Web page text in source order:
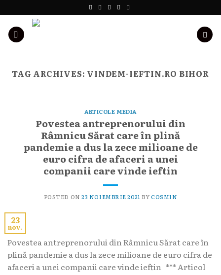
to
content
TAG ARCHIVES: VINDEM-IEFTIN.RO BIHOR
ARTICOLE MEDIA
Povestea antreprenorului din
Râmnicu Sărat care în plină
pandemie a dus la zece milioane de
euro cifra de afaceri a unei
companii care vinde ieftin
POSTED ON23 NOIEMBRIE 2021 BYCOSMIN
23
nov.
Povestea antreprenorului din Râmnicu Sărat care în
plină pandemie a dus la zece milioane de euro cifra de
afaceri a unei companii care vinde ieftin *** Articol